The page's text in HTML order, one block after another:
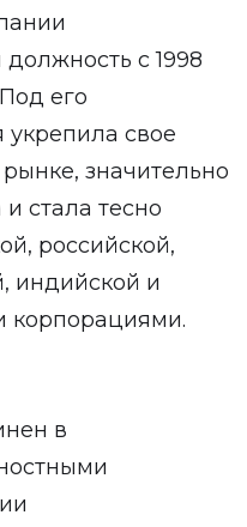
с 1998
его
укрепила свое
значительно
стала тесно
российской,
индийской и
корпорациями.
в